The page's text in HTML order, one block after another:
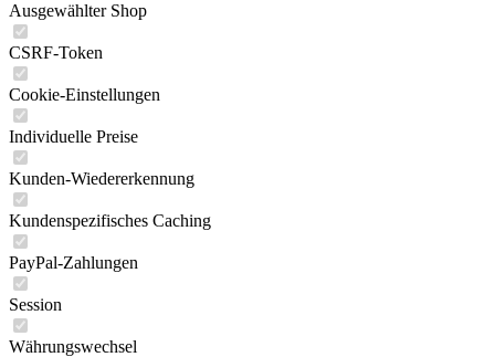
Ausgewählter Shop
CSRF-Token
Cookie-Einstellungen
Individuelle Preise
Kunden-Wiedererkennung
Kundenspezifisches Caching
PayPal-Zahlungen
Session
Währungswechsel